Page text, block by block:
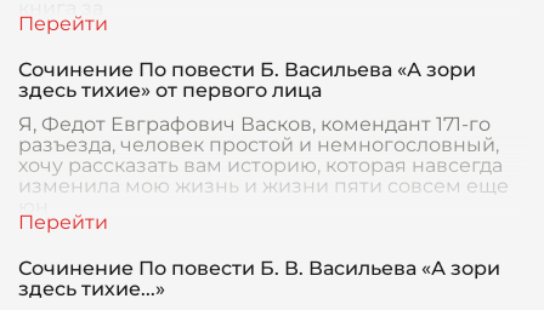
Сочинение По повести Б. Васильева «А зори
здесь тихие» от первого лица
Я, Федот Евграфович Васков, комендант 171-го
разъезда, человек простой и немногословный,
хочу рассказать вам историю, которая навсегда
изменила мою жизнь и жизни пяти совсем еще
Сочинение По повести Б. В. Васильева «А зори
здесь тихие...»